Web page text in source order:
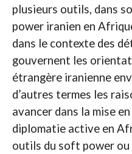
plusieurs outils, dans
power iranien en
dans le contexte des
gouvernent les
étrangère iranienne
d’autres termes les
avancer dans la mise
diplomatie active en
outils du soft power ou